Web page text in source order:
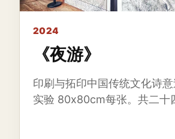
2024
《夜游》
印刷与拓印中国传统文化诗
实验 80x80cm每张。共二十